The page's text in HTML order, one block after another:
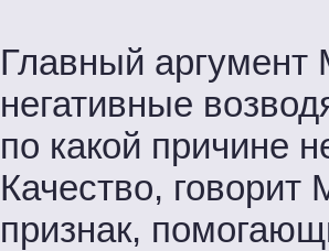
Главный аргумент
негативные
по какой причине
Качество, говорит
признак,